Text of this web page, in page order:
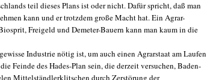
teil dieses Plans ist oder nicht. Dafür spricht, daß man
kann und er trotzdem große Macht hat. Ein Agrar-
Freigeld und Demeter-Bauern kann man kaum in die
Industrie nötig ist, um auch einen Agrarstaat am Laufen
Feinde des Hades-Plan sein, die derzeit versuchen, Baden-